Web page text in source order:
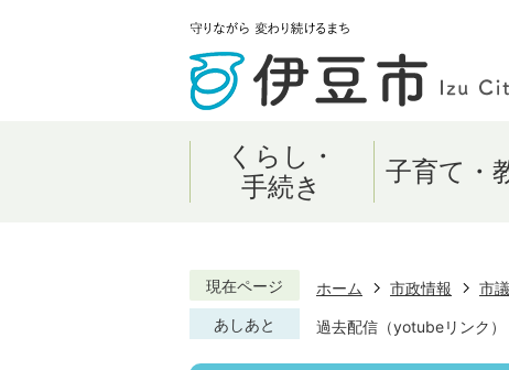
くらし・
手続き
子育て・
現在ページ ホーム 市政情報 市
あしあと
過去配信（yotubeリンク）